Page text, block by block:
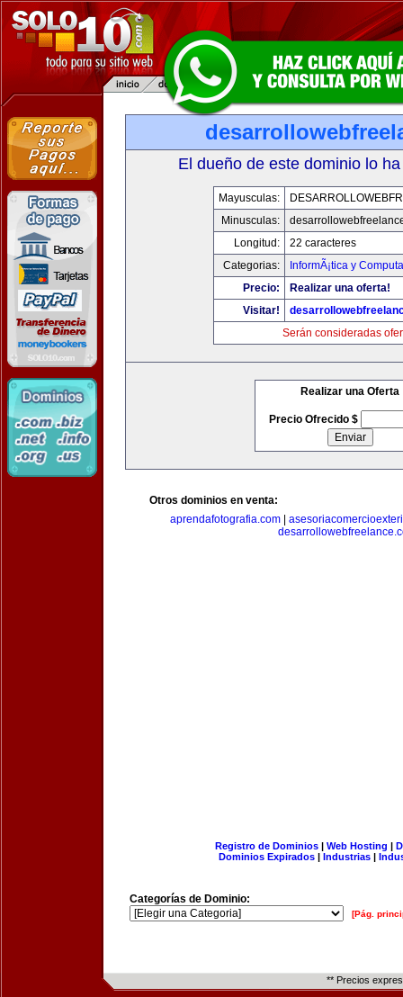
El dueño de este dominio lo
Mayusculas:
Minusculas:
Longitud:
22 caracteres
Categorias:
InformÃ¡tica y
Precio:
Realizar una oferta!
Visitar!
Serán consideradas
Realizar una Oferta
Precio Ofrecido $
Otros dominios en venta:
aprendafotografia.com
Registro de Dominios| Web Hosting |
Dominios Expirados | Industrias |
Categorías de Dominio:
[Pág.
** Precios